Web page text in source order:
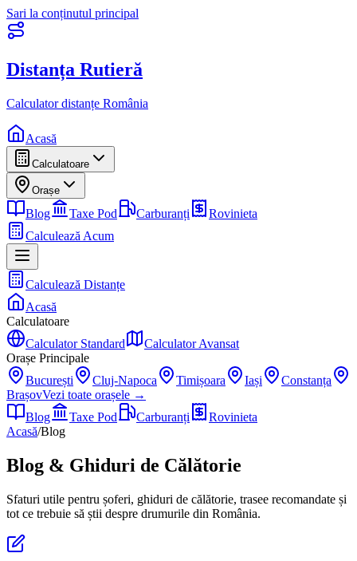
Sari la conținutul principal
Distanța Rutieră
Calculator distanțe România
Acasă
Calculatoare
Orașe
Blog Taxe Pod Carburanți
Rovinieta
Calculează Acum
Calculează Distanțe
Acasă
Calculatoare
Calculator Standard
Calculator Avansat
Orașe Principale
București
Cluj-Napoca Timișoara Iași
Constanța
BrașovVezi toate orașele →
Blog
Taxe Pod Carburanți
Rovinieta
Acasă/Blog
Blog & Ghiduri de Călătorie
Sfaturi utile pentru șoferi, ghiduri de călătorie, trasee recomandate și
tot ce trebuie să știi despre drumurile din România.